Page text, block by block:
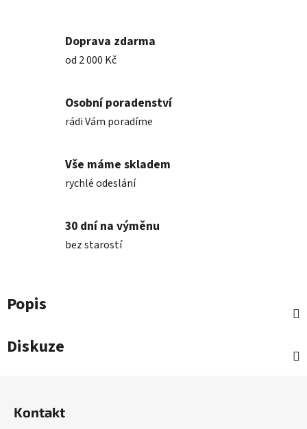
Doprava zdarma
od 2 000 Kč
Osobní poradenství
rádi Vám poradíme
Vše máme skladem
rychlé odeslání
30 dní na výměnu
bez starostí
Popis
Diskuze
Kontakt